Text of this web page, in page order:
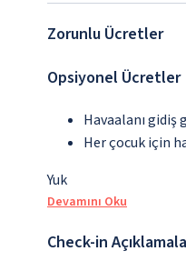
Zorunlu Ücretler
Opsiyonel Ücretler
Havaalanı gidiş
Her çocuk için
Yuk
Devamını Oku
Check-in